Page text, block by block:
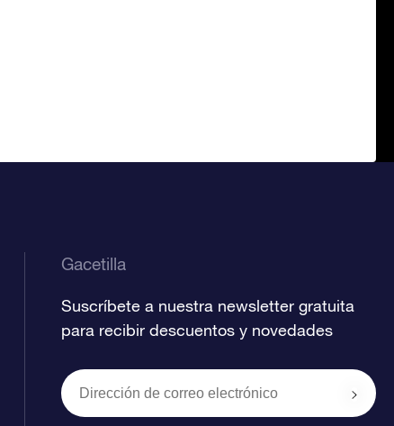
Gacetilla
Suscríbete a nuestra newsletter gratuita
para recibir descuentos y novedades